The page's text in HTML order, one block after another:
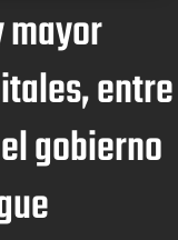
mayor
entre
gobierno